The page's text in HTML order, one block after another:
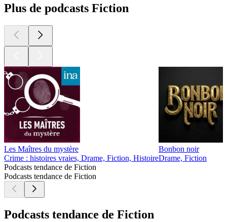
Plus de podcasts Fiction
Les Maîtres du mystère
Crime : histoires vraies, Drame, Fiction, Histoire
Bonbon noir
Drame, Fiction
Podcasts tendance de Fiction
Podcasts tendance de Fiction
Podcasts tendance de Fiction